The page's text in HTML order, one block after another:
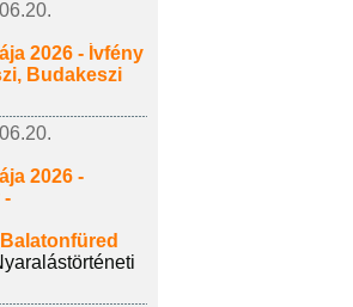
2026 - Ívfény
Budakeszi
2026 -
-